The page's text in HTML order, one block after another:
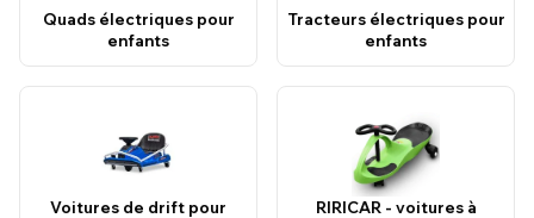
Quads électriques pour
enfants
Tracteurs électriques pour
enfants
Voitures de drift pour
RIRICAR - voitures à